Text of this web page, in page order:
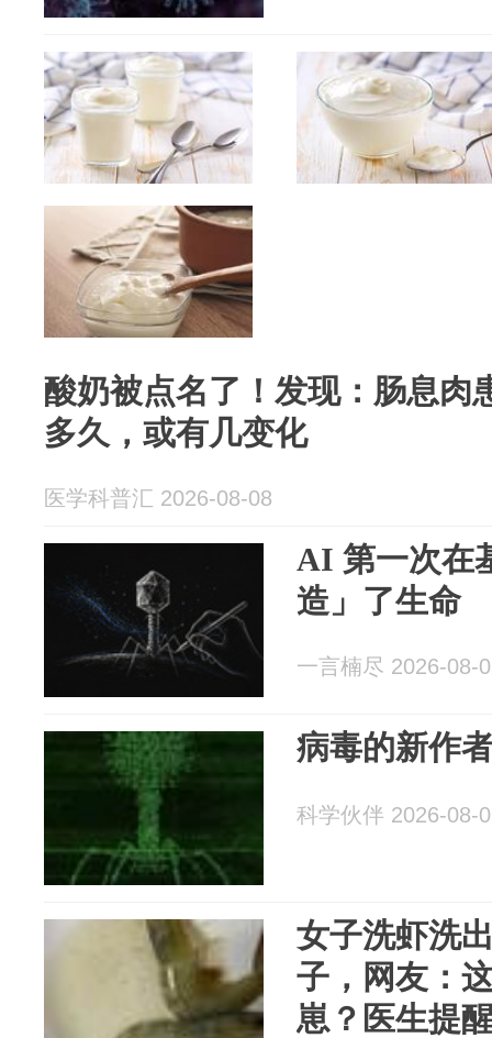
酸奶被点名了！发现：肠息肉
多久，或有几变化
医学科普汇 2026-08-08
AI 第一次在
造」了生命
一言楠尽 2026-08-
病毒的新作
科学伙伴 2026-08-
女子洗虾洗
子，网友：
崽？医生提